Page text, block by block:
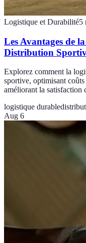
Logistique et Durabilité5
Les Avantages de
Distribution
Explorez comment la
sportive, optimisant
améliorant la satisfaction
logistique durable
Aug 6